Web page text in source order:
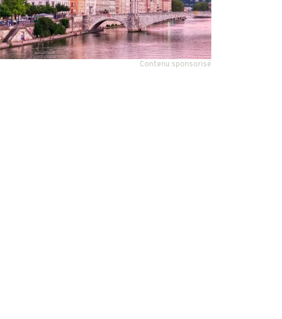
Contenu sponsorisé